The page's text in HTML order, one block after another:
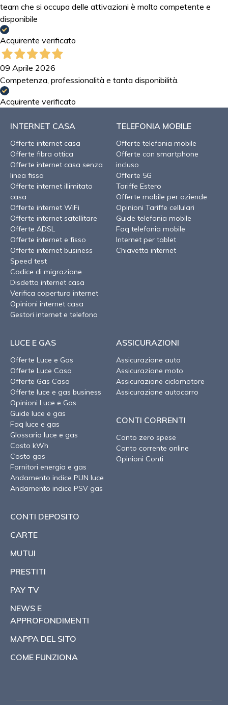
team che si occupa delle attivazioni è molto competente e
disponibile
Acquirente verificato
09 Aprile 2026
Competenza, professionalità e tanta disponibilità.
Acquirente verificato
INTERNET CASA
Offerte internet casa
Offerte fibra ottica
Offerte internet casa senza
linea fissa
Offerte internet illimitato
casa
Offerte internet WiFi
Offerte internet satellitare
Offerte ADSL
Offerte internet e fisso
Offerte internet business
Speed test
Codice di migrazione
Disdetta internet casa
Verifica copertura internet
Opinioni internet casa
Gestori internet e telefono
TELEFONIA MOBILE
Offerte telefonia mobile
Offerte con smartphone
incluso
Offerte 5G
Tariffe Estero
Offerte mobile per aziende
Opinioni Tariffe cellulari
Guide telefonia mobile
Faq telefonia mobile
Internet per tablet
Chiavetta internet
LUCE E GAS
Offerte Luce e Gas
Offerte Luce Casa
Offerte Gas Casa
Offerte luce e gas business
Opinioni Luce e Gas
Guide luce e gas
Faq luce e gas
Glossario luce e gas
Costo kWh
Costo gas
Fornitori energia e gas
Andamento indice PUN luce
Andamento indice PSV gas
ASSICURAZIONI
Assicurazione auto
Assicurazione moto
Assicurazione ciclomotore
Assicurazione autocarro
CONTI CORRENTI
Conto zero spese
Conto corrente online
Opinioni Conti
CONTI DEPOSITO
CARTE
MUTUI
PRESTITI
PAY TV
NEWS E
APPROFONDIMENTI
MAPPA DEL SITO
COME FUNZIONA